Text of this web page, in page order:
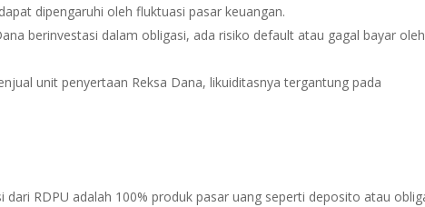
dipengaruhi oleh fluktuasi pasar keuangan.
berinvestasi dalam obligasi, ada risiko default atau gagal bayar oleh
unit penyertaan Reksa Dana, likuiditasnya tergantung pada
dari RDPU adalah 100% produk pasar uang seperti deposito atau